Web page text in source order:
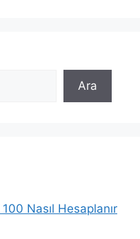
Ara
Nasıl Hesaplanır